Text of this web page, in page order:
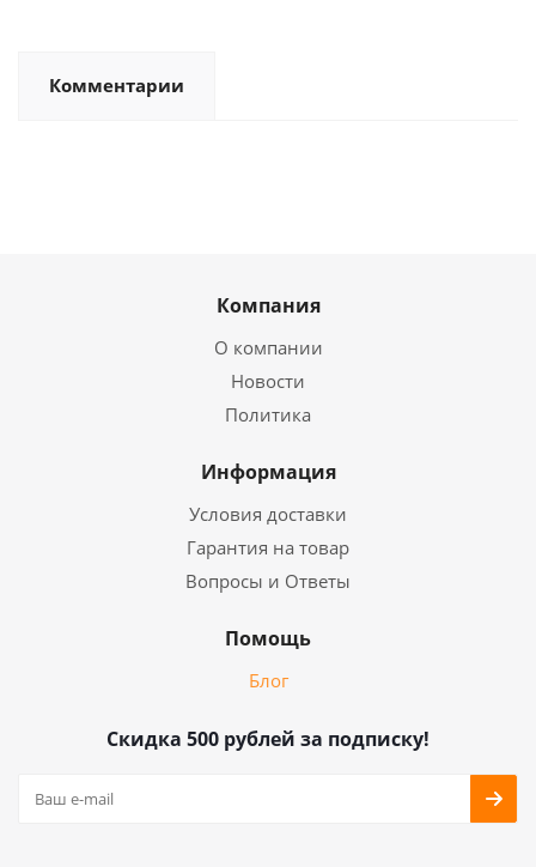
Комментарии
Компания
О компании
Новости
Политика
Информация
Условия доставки
Гарантия на товар
Вопросы и Ответы
Помощь
Блог
Скидка 500 рублей за подписку!